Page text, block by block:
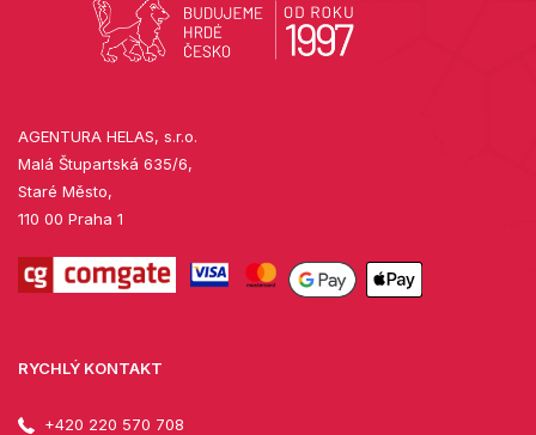
AGENTURA HELAS, s.r.o.
Malá Štupartská 635/6,
Staré Město,
110 00 Praha 1
RYCHLÝ KONTAKT
+420 220 570 708